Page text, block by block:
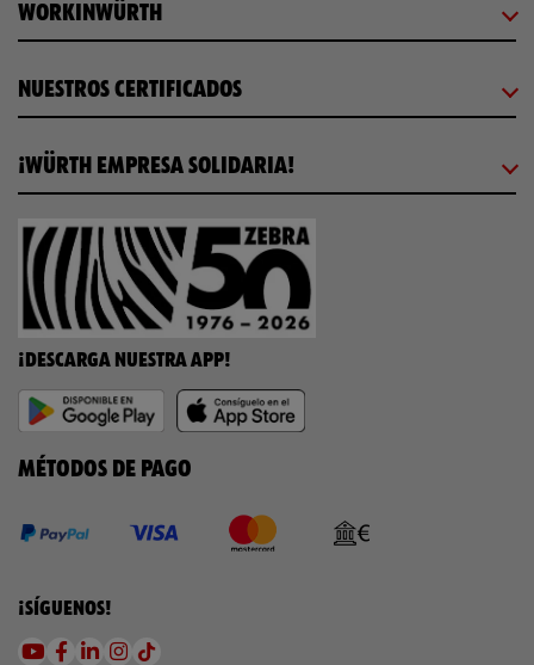
WORKINWÜRTH
NUESTROS CERTIFICADOS
¡WÜRTH EMPRESA SOLIDARIA!
¡DESCARGA NUESTRA APP!
MÉTODOS DE PAGO
¡SÍGUENOS!